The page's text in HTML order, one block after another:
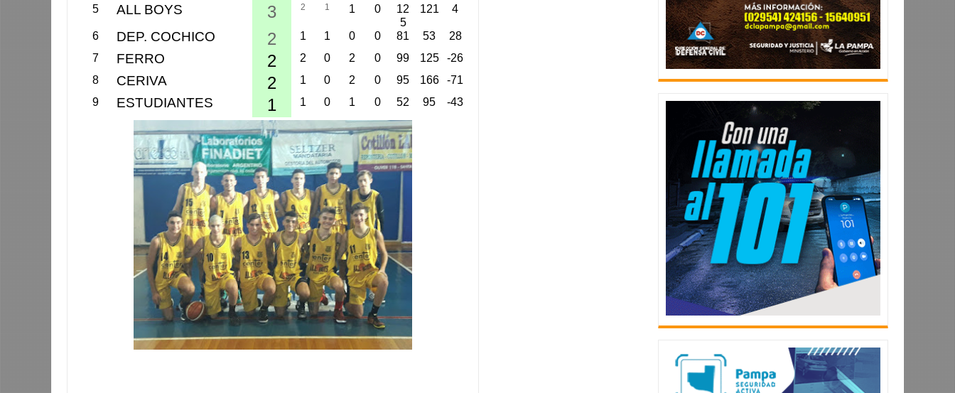
5
ALL BOYS 3 2 1 1 0
12
5
121 4
6 DEP. COCHICO 2 1 1 0 0 81 53
28
7
FERRO 2 2 0 2 0 99 125
-26
8
CERIVA 2 1 0 2 0 95 166
-71
9
ESTUDIANTES 1 1 0 1 0 52 95 -43